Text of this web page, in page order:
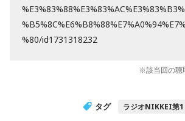
%80/id1731318232
※該当回の聴
タグ ラジオNIKKEI第1